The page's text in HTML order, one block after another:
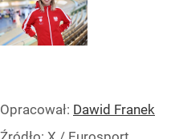
Opracował: Dawid Franek